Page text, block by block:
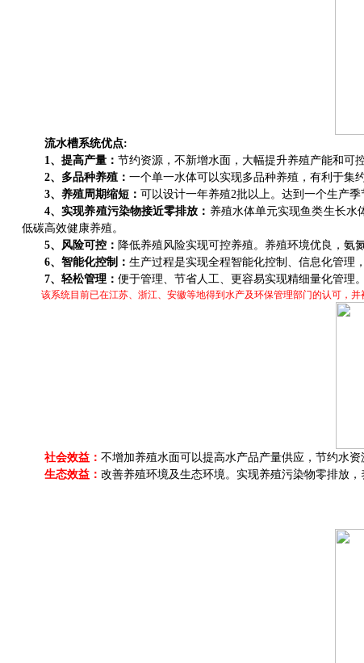
流水槽系统优点:
1、提高产量： 节约资源，不新增水面，大幅提升养殖产能和可
2、多品种养殖： 一个单一水体可以实现多品种养殖，有利于集
3、养殖周期缩短： 可以设计一年养殖2批以上。达到一个生产季
4、实现养殖污染物接近零排放： 养殖水体单元实现鱼类生长水
低碳高效健康养殖。
5、风险可控： 降低养殖风险实现可控养殖。养殖环境优良，氨
6、智能化控制： 生产过程是实现全程智能化控制、信息化管理
7、轻松管理： 便于管理、节省人工、更容易实现精细量化管理。
该系统目前已在江苏、浙江、安徽等地得到水产及环保管理部门的认可，
社会效益： 不增加养殖水面可以提高水产品产量供应，节约水
生态效益： 改善养殖环境及生态环境。实现养殖污染物零排放